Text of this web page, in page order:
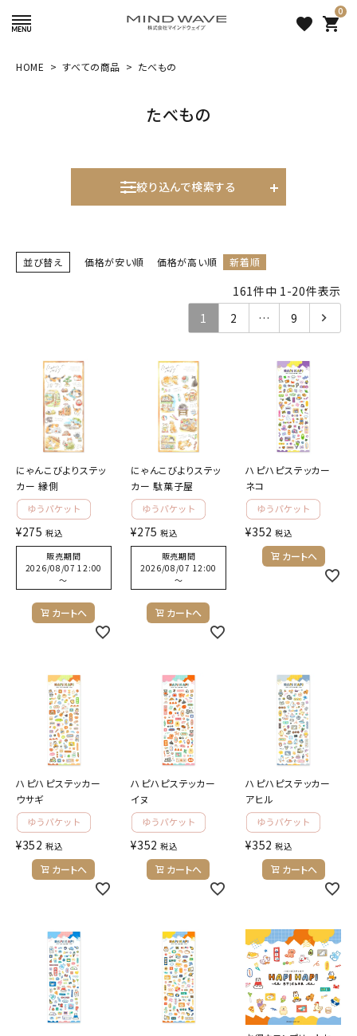
favorite
0
shopping_cart
新着商品
キャラクターから探す
アイテムから探す
INFORMATION
お知らせ
ご利用ガイド
よくあるご質問
プライバシーポリシー
特定商取引法について
ACCOUNT MENU
ようこそ ゲスト 様
ログイン 会員登録
公式 公式
HOME すべての商品 たべもの
たべもの
絞り込んで検索する
並び替え 価格が安い順 価格が高い順 新着順
161件中 1-20件表示
1
2 … 9
にゃんこびよりステッ
カー 縁側
¥275 税込
販売期間
2026/08/07 12:00
〜
カートへ
にゃんこびよりステッ
カー 駄菓子屋
¥275 税込
販売期間
2026/08/07 12:00
〜
カートへ
ハピハピステッカー
ネコ
¥352 税込
カートへ
ハピハピステッカー
ウサギ
¥352 税込
カートへ
ハピハピステッカー
イヌ
¥352 税込
カートへ
ハピハピステッカー
アヒル
¥352 税込
カートへ